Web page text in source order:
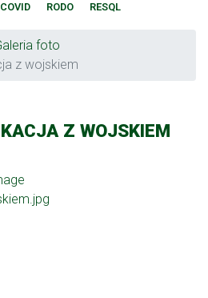
COVID RODO RESQL
foto
z wojskiem
Z WOJSKIEM